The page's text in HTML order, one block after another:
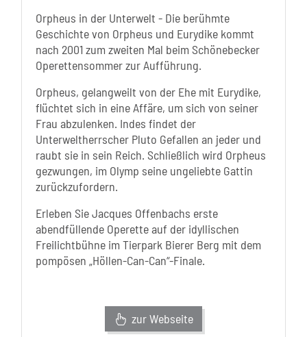
Orpheus in der Unterwelt - Die berühmte
Geschichte von Orpheus und Eurydike kommt
nach 2001 zum zweiten Mal beim Schönebecker
Operettensommer zur Aufführung.
Orpheus, gelangweilt von der Ehe mit Eurydike,
flüchtet sich in eine Affäre, um sich von seiner
Frau abzulenken. Indes findet der
Unterweltherrscher Pluto Gefallen an jeder und
raubt sie in sein Reich. Schließlich wird Orpheus
gezwungen, im Olymp seine ungeliebte Gattin
zurückzufordern.
Erleben Sie Jacques Offenbachs erste
abendfüllende Operette auf der idyllischen
Freilichtbühne im Tierpark Bierer Berg mit dem
pompösen „Höllen-Can-Can“-Finale.
zur Webseite